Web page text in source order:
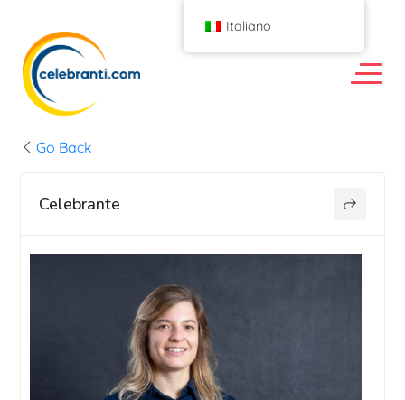
Go Back
Celebrante
Italiano